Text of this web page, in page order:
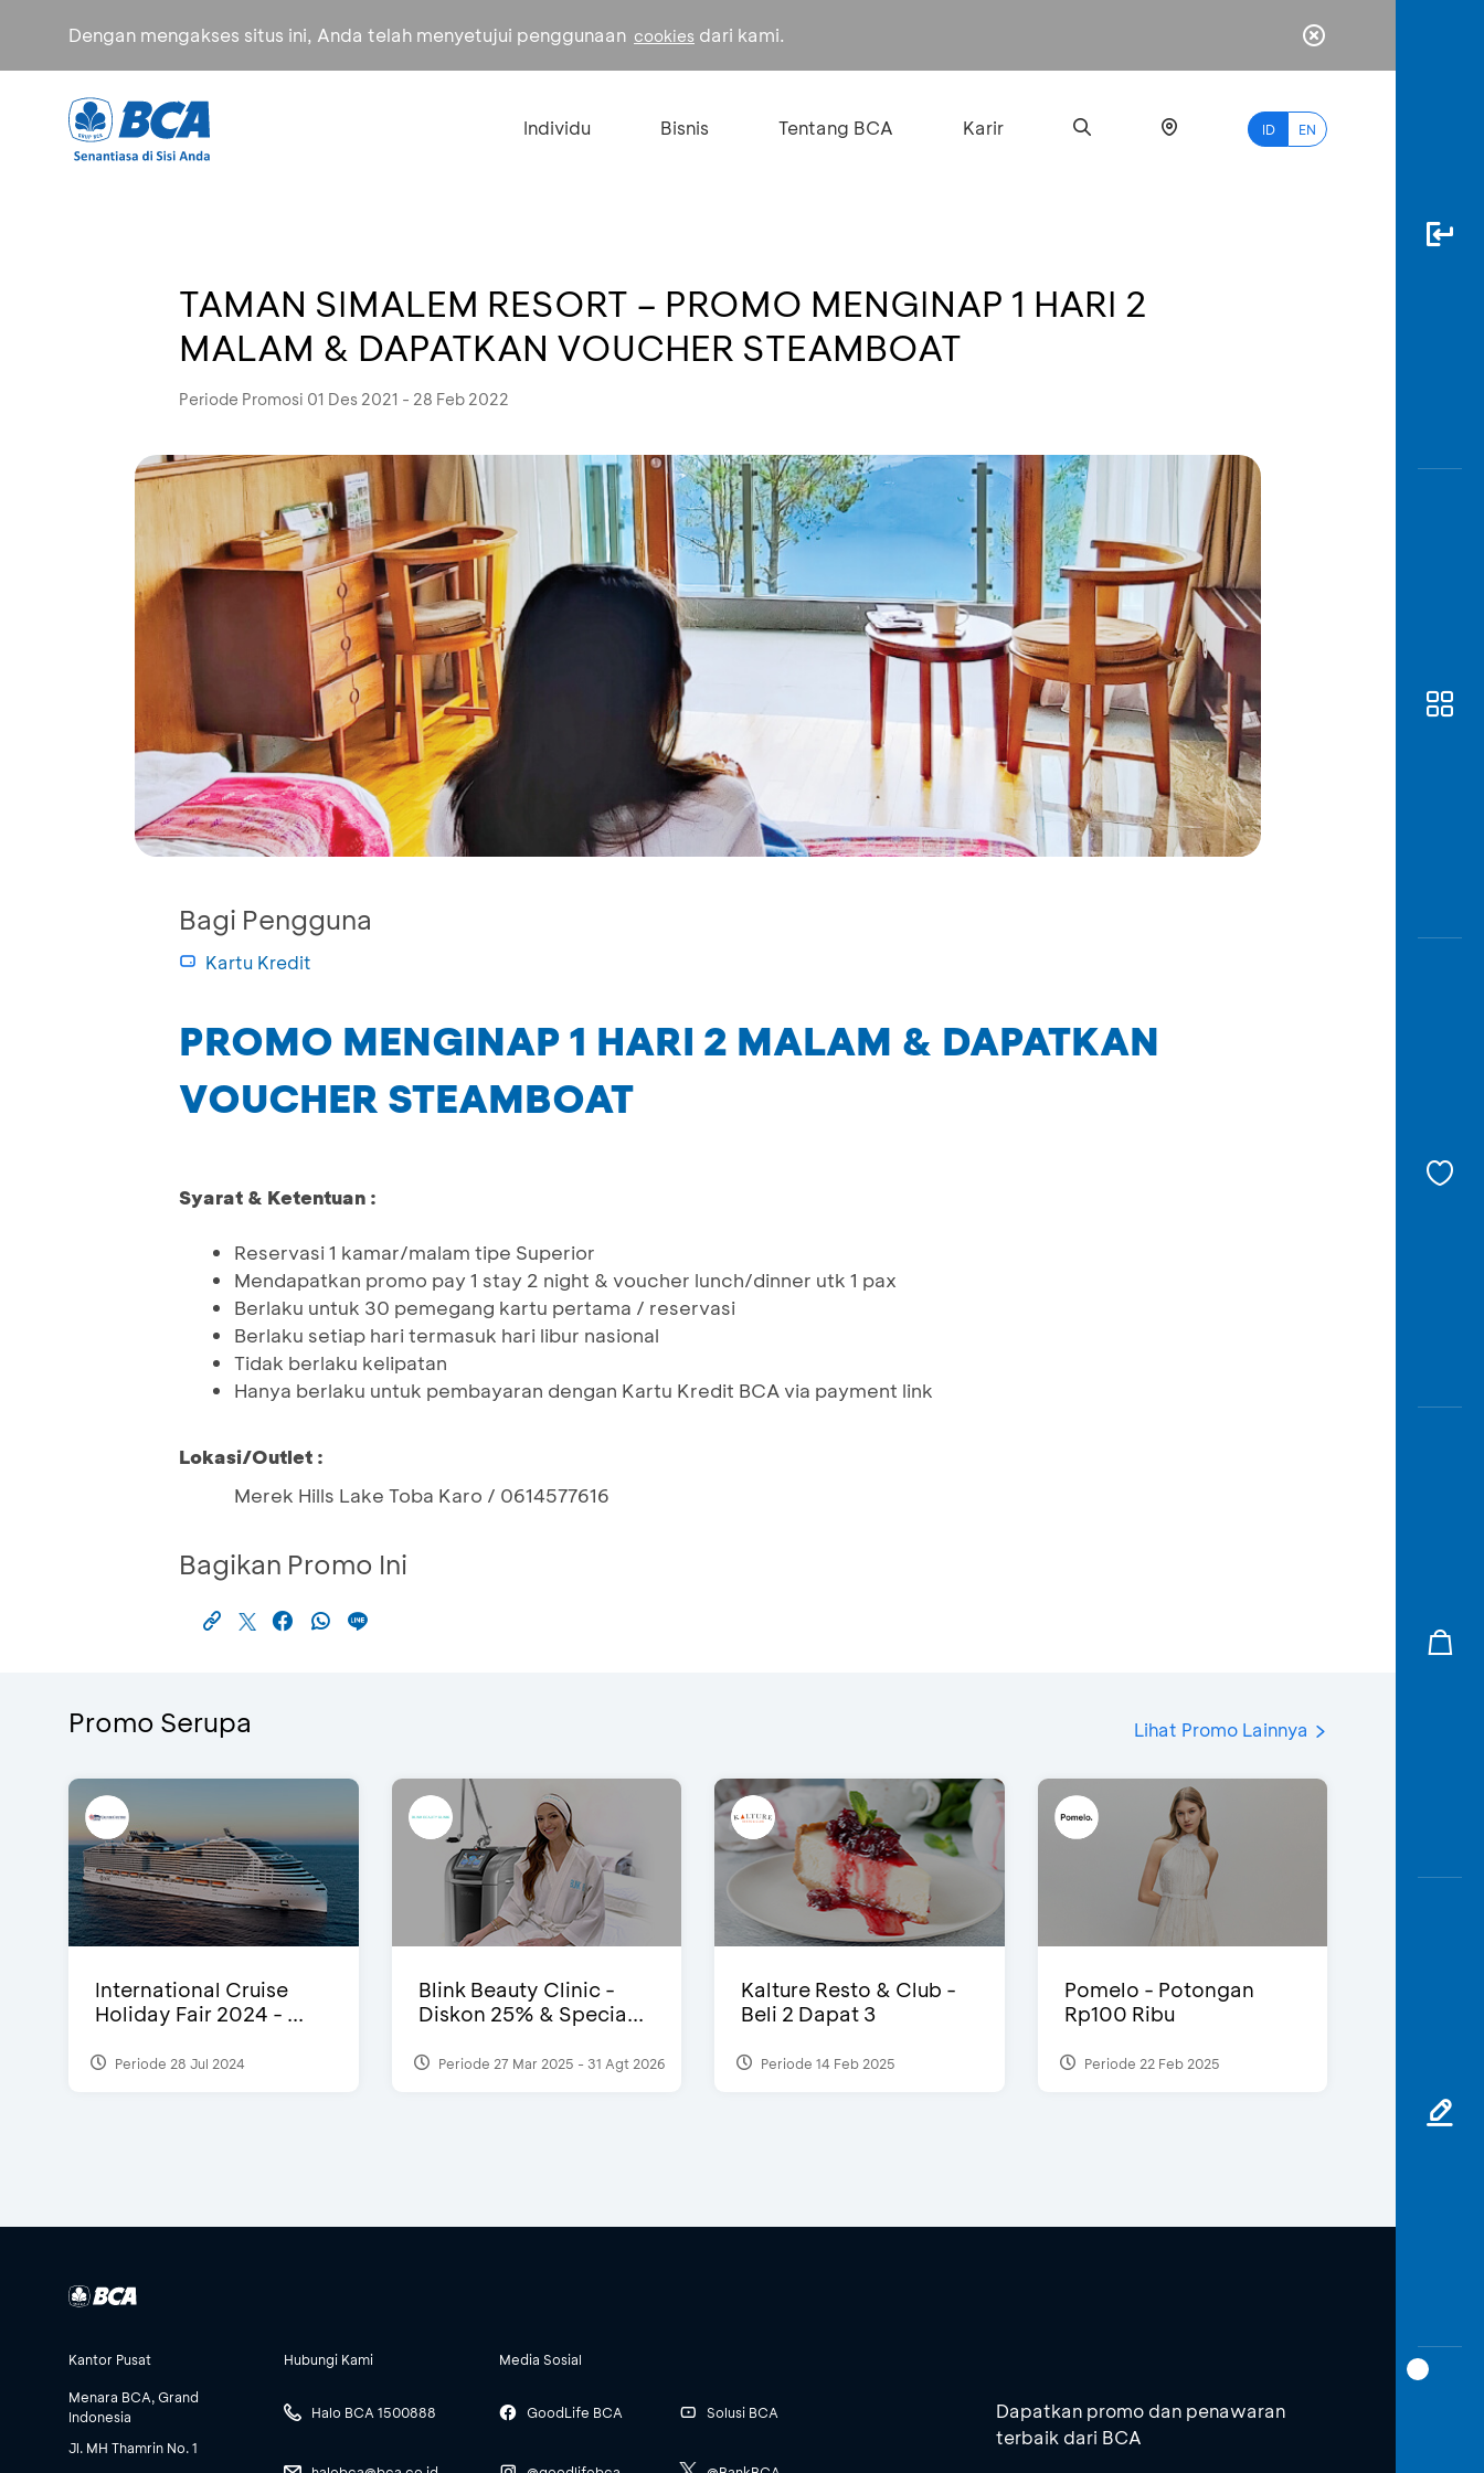
Dengan mengakses situs ini, Anda telah menyetujui penggunaan cookies dari kami.
Individu Bisnis Tentang BCA Karir ID EN
TAMAN SIMALEM RESORT – PROMO MENGINAP 1 HARI 2
MALAM & DAPATKAN VOUCHER STEAMBOAT
Periode Promosi 01 Des 2021 - 28 Feb 2022
Bagi Pengguna
Kartu Kredit
PROMO MENGINAP 1 HARI 2 MALAM & DAPATKAN
VOUCHER STEAMBOAT
Syarat & Ketentuan :
Reservasi 1 kamar/malam tipe Superior
Mendapatkan promo pay 1 stay 2 night & voucher lunch/dinner utk 1 pax
Berlaku untuk 30 pemegang kartu pertama / reservasi
Berlaku setiap hari termasuk hari libur nasional
Tidak berlaku kelipatan
Hanya berlaku untuk pembayaran dengan Kartu Kredit BCA via payment link
Lokasi/Outlet :
Merek Hills Lake Toba Karo / 0614577616
Bagikan Promo Ini
Promo Serupa Lihat Promo Lainnya
International Cruise
Holiday Fair 2024 - ...
Periode 28 Jul 2024
Blink Beauty Clinic -
Diskon 25% & Specia...
Periode 27 Mar 2025 - 31 Agt 2026
Kalture Resto & Club -
Beli 2 Dapat 3
Periode 14 Feb 2025
Pomelo - Potongan
Rp100 Ribu
Periode 22 Feb 2025
Kantor Pusat
Menara BCA, Grand
Indonesia
Jl. MH Thamrin No. 1
Hubungi Kami
Halo BCA 1500888
Media Sosial
GoodLife BCA Solusi BCA
Dapatkan promo dan penawaran
terbaik dari BCA